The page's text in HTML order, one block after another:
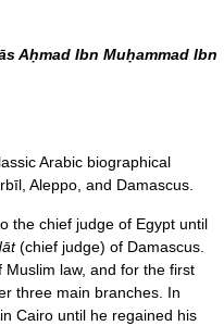
Aḥmad Ibn Muḥammad Ibn
Arabic biographical
Aleppo, and Damascus.
chief judge of Egypt until
(chief judge) of Damascus.
Muslim law, and for the first
three main branches. In
Cairo until he regained his